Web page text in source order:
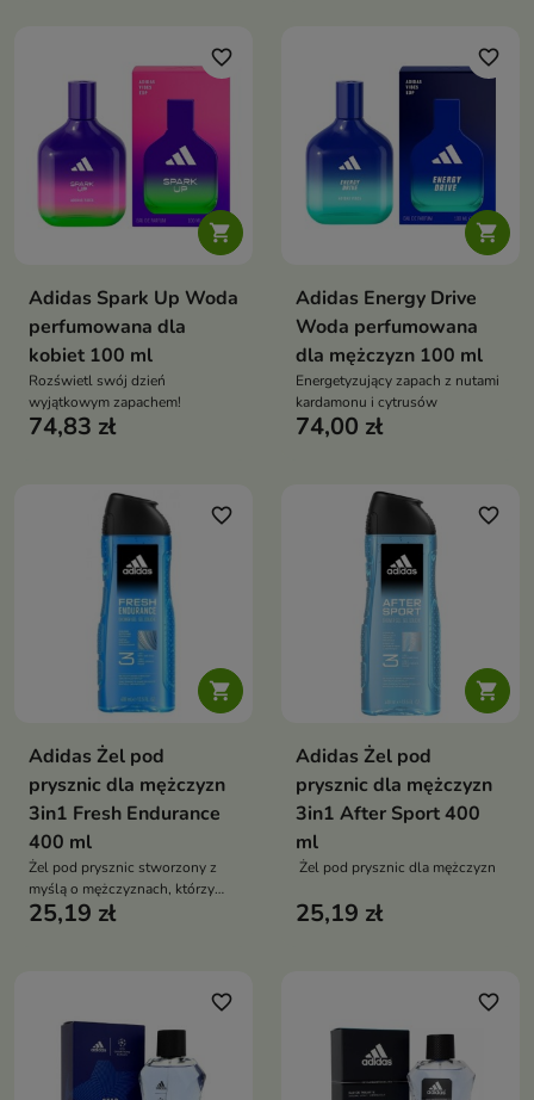

favorite_border
Adidas Spark Up Woda
perfumowana dla
kobiet 100 ml
Rozświetl swój dzień
wyjątkowym zapachem!
74,83 zł

favorite_border
Adidas Energy Drive
Woda perfumowana
dla mężczyzn 100 ml
Energetyzujący zapach z nutami
kardamonu i cytrusów
74,00 zł

favorite_border
Adidas Żel pod
prysznic dla mężczyzn
3in1 Fresh Endurance
400 ml
Żel pod prysznic stworzony z
myślą o mężczyznach, którzy
oczekują intensywnego i
25,19 zł

favorite_border
Adidas Żel pod
prysznic dla mężczyzn
3in1 After Sport 400
ml
Żel pod prysznic dla mężczyzn
25,19 zł
favorite_border favorite_border